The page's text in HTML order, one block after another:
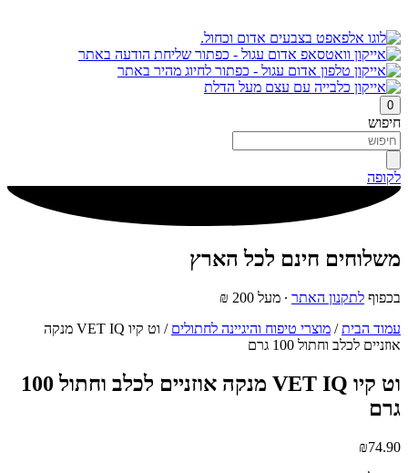
0
חיפוש
לקופה
משלוחים חינם לכל הארץ
בכפוף לתקנון האתר ∙ מעל 200 ₪
עמוד הבית/ מוצרי טיפוח והיגיינה לחתולים
/ וט קיו VET IQ מנקה
אוזניים לכלב וחתול 100 גרם
וט קיו VET IQ מנקה אוזניים לכלב וחתול 100
גרם
₪74.90